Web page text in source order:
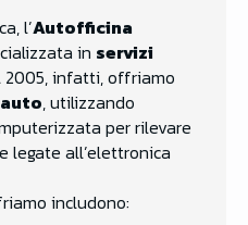
l’Autofficina
in servizi
2005, infatti, offriamo
, utilizzando
per rilevare
legate all’elettronica
includono: